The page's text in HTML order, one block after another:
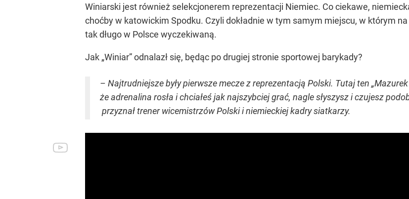
Winiarski jest również selekcjonerem reprezentacji Niemiec. Co ciekawe,
choćby w katowickim Spodku. Czyli dokładnie w tym samym miejscu, w którym
tak długo w Polsce wyczekiwaną.
Jak „Winiar” odnalazł się, będąc po drugiej stronie sportowej barykady?
– Najtrudniejsze były pierwsze mecze z reprezentacją Polski. Tutaj ten
że adrenalina rosła i chciałeś jak najszybciej grać, nagle słyszysz i czujesz
przyznał trener wicemistrzów Polski i niemieckiej kadry siatkarzy.